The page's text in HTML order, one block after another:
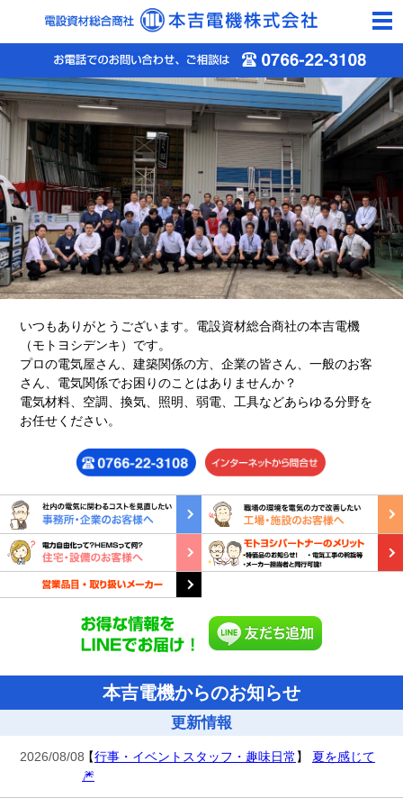
いつもありがとうございます。電設資材総合商社の本吉電機
（モトヨシデンキ）です。
プロの電気屋さん、建築関係の方、企業の皆さん、一般のお客
さん、電気関係でお困りのことはありませんか？
電気材料、空調、換気、照明、弱電、工具などあらゆる分野を
お任せください。
本吉電機からのお知らせ
更新情報
2026/08/08【行事・イベント スタッフ・趣味日常 】 夏を感じて
🎆